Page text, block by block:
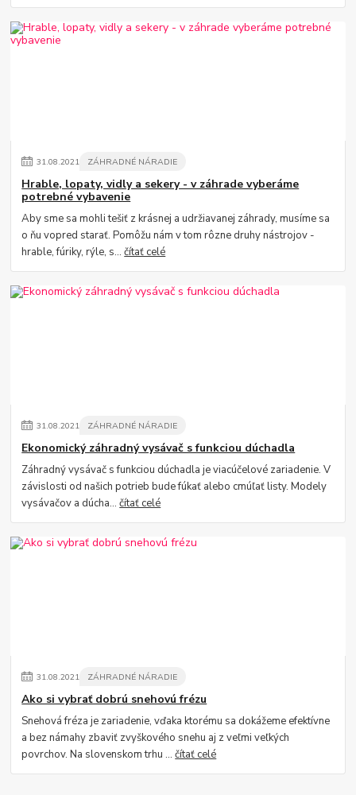
31.08.2021 ZÁHRADNÉ NÁRADIE
Hrable, lopaty, vidly a sekery - v záhrade vyberáme
potrebné vybavenie
Aby sme sa mohli tešiť z krásnej a udržiavanej záhrady, musíme sa
o ňu vopred starať. Pomôžu nám v tom rôzne druhy nástrojov -
hrable, fúriky, rýle, s...čítať celé
31.08.2021 ZÁHRADNÉ NÁRADIE
Ekonomický záhradný vysávač s funkciou dúchadla
Záhradný vysávač s funkciou dúchadla je viacúčelové zariadenie. V
závislosti od našich potrieb bude fúkať alebo cmúľať listy. Modely
vysávačov a dúcha...čítať celé
31.08.2021 ZÁHRADNÉ NÁRADIE
Ako si vybrať dobrú snehovú frézu
Snehová fréza je zariadenie, vďaka ktorému sa dokážeme efektívne
a bez námahy zbaviť zvyškového snehu aj z veľmi veľkých
povrchov. Na slovenskom trhu ...čítať celé